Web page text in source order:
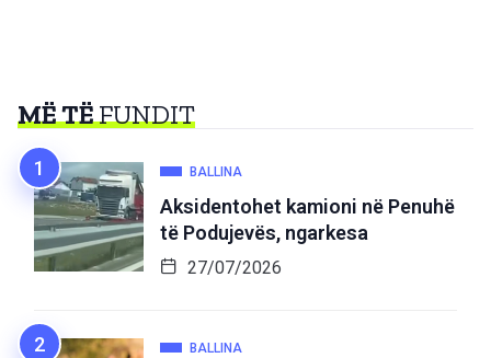
MË TËFUNDIT
BALLINA
Aksidentohet kamioni në Penuhë
të Podujevës, ngarkesa
27/07/2026
BALLINA